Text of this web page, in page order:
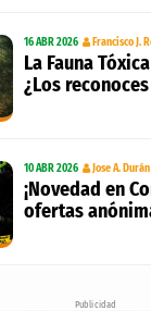
16 ABR 2026 Francisco J.
La Fauna
¿Los
10 ABR 2026 Jose A. Durán
¡Novedad en
ofertas
Publicidad